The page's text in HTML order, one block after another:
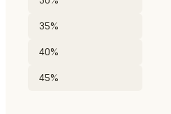
35%
40%
45%